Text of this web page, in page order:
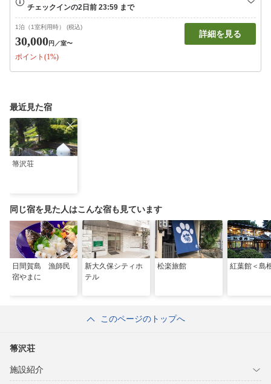
1泊（1室利用時） (税込)
30,000円 ／室〜
ポイント(1%)
詳細を見る
最近見た宿
箒沢荘
同じ宿を見た人はこんな宿も見ています
日間賀島 漁師民
宿やまに
新大久保シティホ
テル
松楽旅館 紅葉館＜島
このページのトップへ
箒沢荘
施設紹介